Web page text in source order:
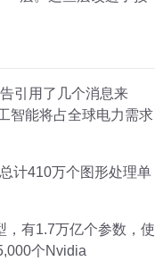
引用了几个消息来
智能将占全球电力需求
计410万个图形处理单
，有1.7万亿个参数，使
个Nvidia